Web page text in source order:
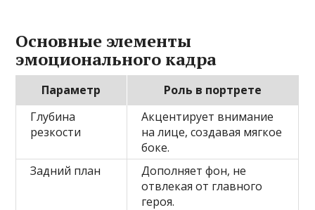
Основные элементы
эмоционального кадра
Параметр
Роль в портрете
Глубина
резкости
Акцентирует внимание
на лице, создавая мягкое
боке.
Задний план
Дополняет фон, не
отвлекая от главного
героя.